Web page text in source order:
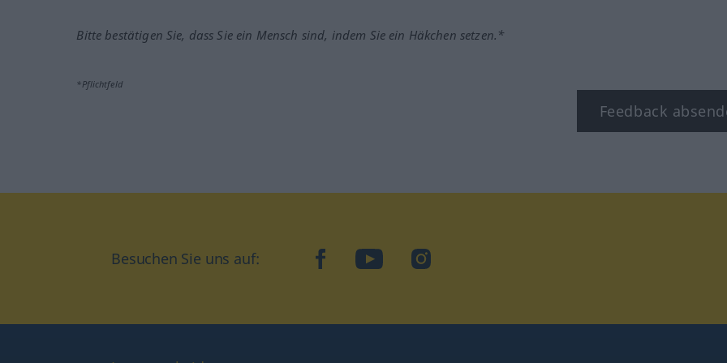
Bitte bestätigen Sie, dass Sie ein Mensch sind, indem Sie ein Häkchen setzen.*
*Pflichtfeld
Feedback
Besuchen Sie uns auf: facebookYouTubeInstagram